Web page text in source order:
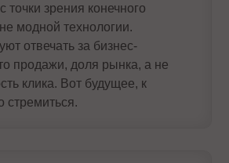
точки зрения конечного
модной технологии.
отвечать за бизнес-
продажи, доля рынка, а не
клика. Вот будущее, к
стремиться.